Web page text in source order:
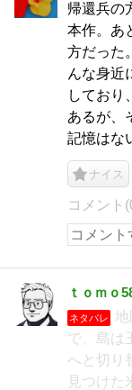
帰還兵の
本作。あ
方だった
んな身近
しており
あるが、
記憶はな
ナイス
コメント
ｔｏｍｏ
ネタバレ
地
で、島は
へと切り
見つけた